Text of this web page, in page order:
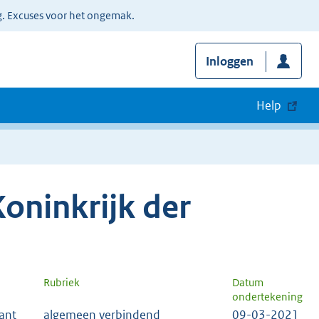
voor het ongemak.
Inloggen
Help
der
Rubriek
Datum
ondertekening
algemeen verbindend 09-03-2021